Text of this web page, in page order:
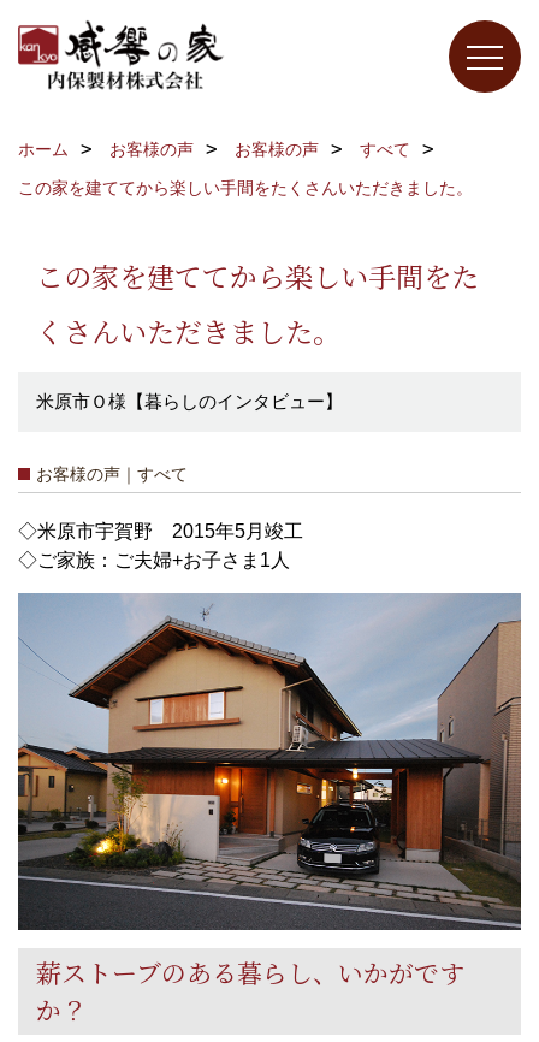
ホーム お客様の声 お客様の声
すべて
この家を建ててから楽しい手間をたくさんいただきました。
この家を建ててから楽しい手間をた
くさんいただきました。
米原市Ｏ様【暮らしのインタビュー】
お客様の声｜すべて
◇米原市宇賀野 2015年5月竣工
◇ご家族：ご夫婦+お子さま1人
薪ストーブのある暮らし、いかがです
か？